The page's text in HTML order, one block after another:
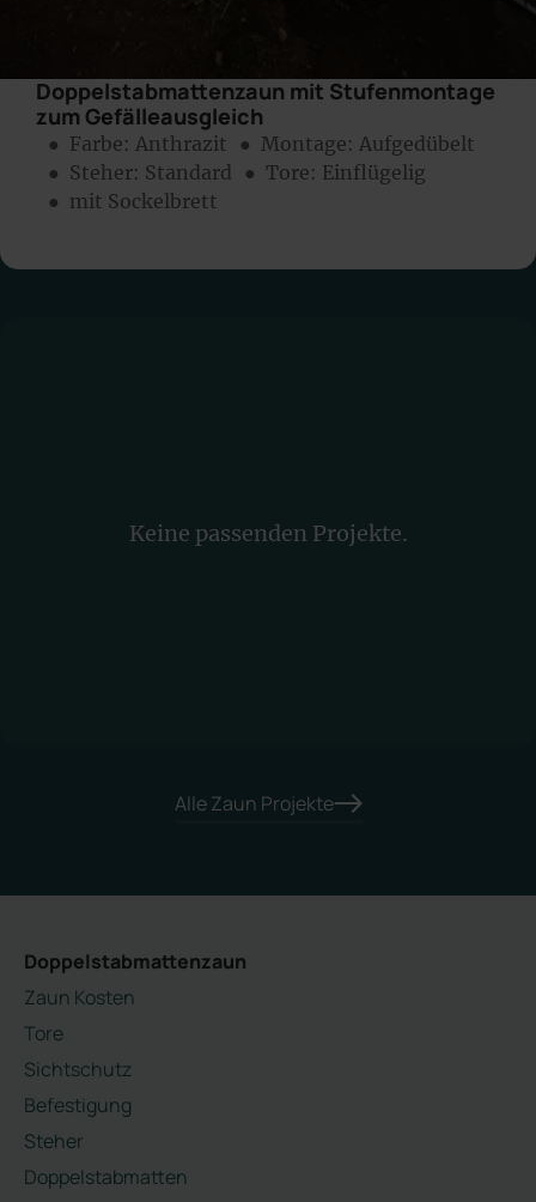
Doppelstabmattenzaun mit Stufenmontage
zum Gefälleausgleich
● Farbe: Anthrazit ● Montage: Aufgedübelt
● Steher: Standard
● Tore: Einflügelig
● mit Sockelbrett
Keine passenden Projekte.
Alle Zaun Projekte
Doppelstabmattenzaun
Zaun Kosten
Tore
Sichtschutz
Befestigung
Steher
Doppelstabmatten